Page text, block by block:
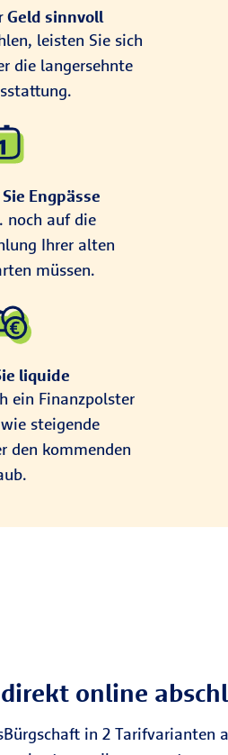
Geld sinnvoll
leisten Sie sich
die langersehnte
Engpässe
noch auf die
Ihrer alten
müssen.
liquide
ein Finanzpolster
steigende
den kommenden
online
in 2 Tarifvarianten